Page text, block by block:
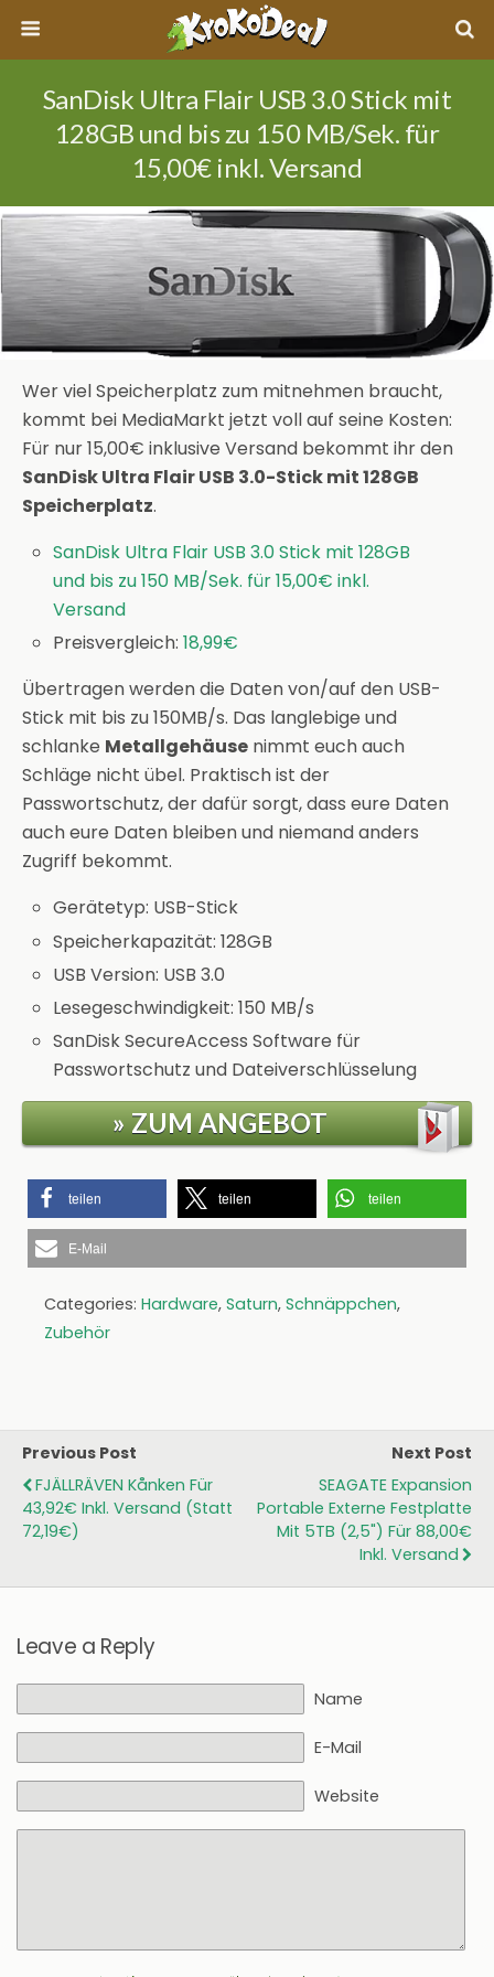
SanDisk Ultra Flair USB 3.0 Stick mit
128GB und bis zu 150 MB/Sek. für
15,00€ inkl. Versand
Wer viel Speicherplatz zum mitnehmen braucht,
kommt bei MediaMarkt jetzt voll auf seine Kosten:
Für nur 15,00€ inklusive Versand bekommt ihr den
SanDisk Ultra Flair USB 3.0-Stick mit 128GB
Speicherplatz.
SanDisk Ultra Flair USB 3.0 Stick mit 128GB
und bis zu 150 MB/Sek. für 15,00€ inkl.
Versand
Preisvergleich:18,99€
Übertragen werden die Daten von/auf den USB-
Stick mit bis zu 150MB/s. Das langlebige und
schlanke Metallgehäuse nimmt euch auch
Schläge nicht übel. Praktisch ist der
Passwortschutz, der dafür sorgt, dass eure Daten
auch eure Daten bleiben und niemand anders
Zugriff bekommt.
Gerätetyp: USB-Stick
Speicherkapazität: 128GB
USB Version: USB 3.0
Lesegeschwindigkeit: 150 MB/s
SanDisk SecureAccess Software für
Passwortschutz und Dateiverschlüsselung
» ZUM ANGEBOT
teilen teilen teilen
E-Mail
Categories: Hardware, Saturn, Schnäppchen,
Zubehör
Previous Post
FJÄLLRÄVEN Kånken Für
43,92€ Inkl. Versand (statt
72,19€)
Next Post
SEAGATE Expansion
Portable Externe Festplatte
Mit 5TB (2,5") Für 88,00€
Inkl. Versand
Leave a Reply
Name
E-Mail
Website